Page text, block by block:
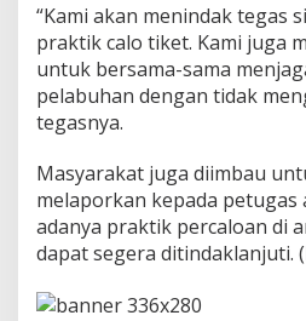
“Kami akan menindak tegas
praktik calo tiket. Kami juga
untuk bersama-sama
pelabuhan dengan tidak
tegasnya.
Masyarakat juga diimbau
melaporkan kepada petugas
adanya praktik percaloan di
dapat segera ditindaklanjuti.